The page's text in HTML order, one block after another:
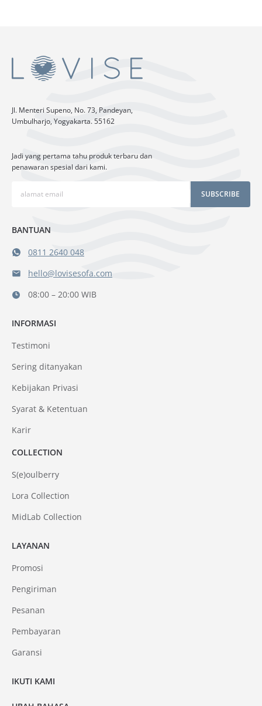
Jl. Menteri Supeno, No. 73, Pandeyan,
Umbulharjo, Yogyakarta. 55162
Jadi yang pertama tahu produk terbaru dan
penawaran spesial dari kami.
SUBSCRIBE
BANTUAN
0811 2640 048
hello@lovisesofa.com
08:00 – 20:00 WIB
LAYANAN
Promosi
Pengiriman
Pesanan
Pembayaran
Garansi
INFORMASI
Testimoni
Sering ditanyakan
Kebijakan Privasi
Syarat & Ketentuan
Karir
COLLECTION
S(e)oulberry
Lora Collection
MidLab Collection
IKUTI KAMI